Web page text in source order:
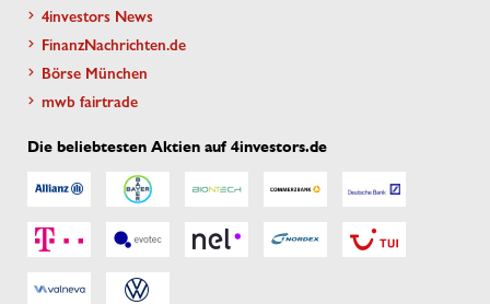
4investors News
FinanzNachrichten.de
Börse München
mwb fairtrade
Die beliebtesten Aktien auf 4investors.de